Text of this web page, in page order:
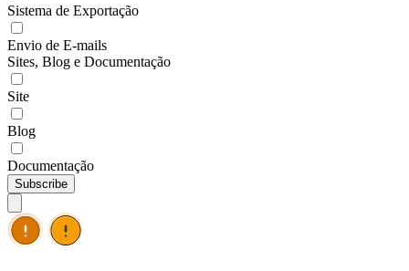
Sistema de Exportação
Envio de E-mails
Sites, Blog e Documentação
Site
Blog
Documentação
Subscribe